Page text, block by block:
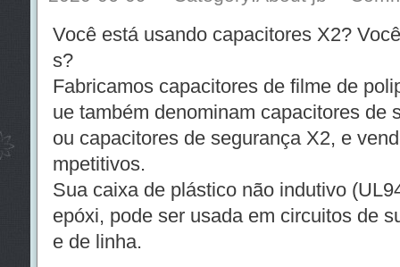
Você está usando capacitores X2?
s?
Fabricamos capacitores de filme de
ue também denominam capacitores de
ou capacitores de segurança X2, e
mpetitivos.
Sua caixa de plástico não indutivo
epóxi, pode ser usada em circuitos de
e de linha.